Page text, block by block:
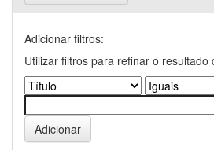
Adicionar filtros:
Utilizar filtros para refinar o resultado